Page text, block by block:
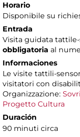
Horario
Disponibile su
Entrada
Visita guidata
obbligatoria al
Informaciones
Le visite tattili-
visitatori con
Organizzazione:
Progetto Cultura
Duración
90 minuti circa